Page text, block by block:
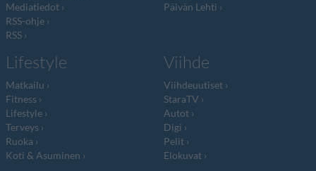
Mediatiedot
RSS-ohje
RSS
Päivän Lehti
Lifestyle
Matkailu
Fitness
Lifestyle
Terveys
Ruoka
Koti & Asuminen
Viihde
Viihdeuutiset
StaraTV
Autot
Digi
Pelit
Elokuvat